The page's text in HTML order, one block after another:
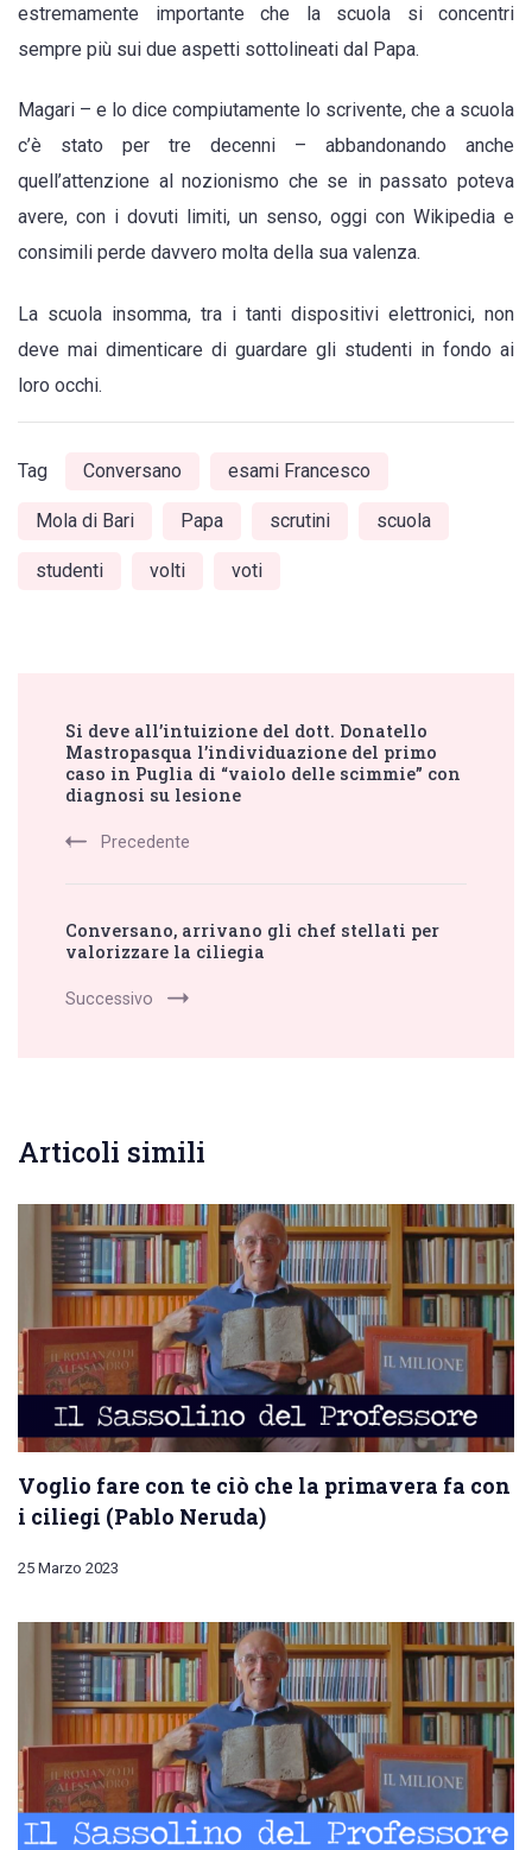
estremamente importante che la scuola si concentri
sempre più sui due aspetti sottolineati dal Papa.
Magari – e lo dice compiutamente lo scrivente, che a scuola
c’è stato per tre decenni – abbandonando anche
quell’attenzione al nozionismo che se in passato poteva
avere, con i dovuti limiti, un senso, oggi con Wikipedia e
consimili perde davvero molta della sua valenza.
La scuola insomma, tra i tanti dispositivi elettronici, non
deve mai dimenticare di guardare gli studenti in fondo ai
loro occhi.
Tag Conversano esami Francesco
Mola di Bari Papa scrutini scuola
studenti volti voti
Navigation
Si deve all’intuizione del dott. Donatello
Mastropasqua l’individuazione del primo
caso in Puglia di “vaiolo delle scimmie” con
diagnosi su lesione
Precedente
Conversano, arrivano gli chef stellati per
valorizzare la ciliegia
Successivo
Articoli simili
Voglio fare con te ciò che la primavera fa con
i ciliegi (Pablo Neruda)
25 Marzo 2023